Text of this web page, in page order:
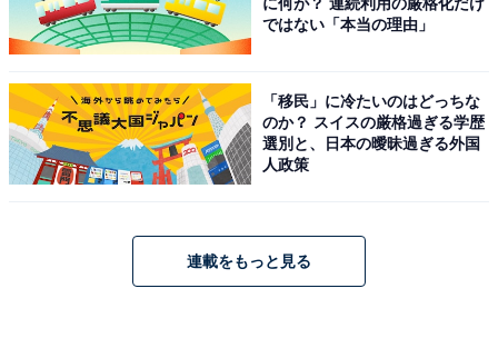
ではない「本当の理由」
「移民」に冷たいのはどっちな
のか？ スイスの厳格過ぎる学歴
選別と、日本の曖昧過ぎる外国
人政策
連載をもっと見る